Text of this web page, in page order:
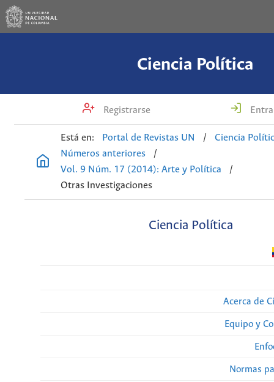
Ciencia Política
Registrarse
Está en: Portal de Revistas UN /
Ciencia
Números anteriores
/
Vol. 9 Núm. 17 (2014): Arte y Política
/
Otras Investigaciones
Ciencia Política
Acerca de
Equipo y
Normas